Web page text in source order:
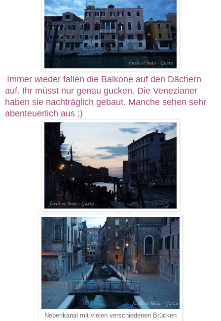
Immer wieder fallen die Balkone auf den Dächern
auf. Ihr müsst nur genau gucken. Die Venezianer
haben sie nachträglich gebaut. Manche sehen sehr
abenteuerlich aus ;)
Nebenkanal mit vielen verschiedenen Brücken